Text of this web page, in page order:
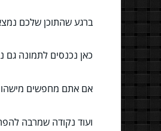
ברגע שהתוכן שלכם
כאן נכנסים לתמונה גם
אם אתם מחפשים מישהו
ועוד נקודה שמרבה